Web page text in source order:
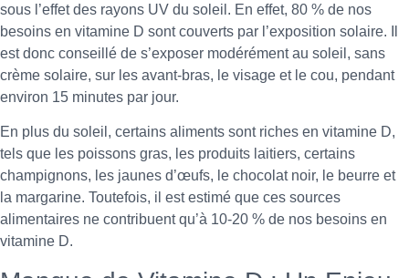
sous l’effet des rayons UV du soleil. En effet, 80 % de nos
besoins en vitamine D sont couverts par l’exposition solaire. Il
est donc conseillé de s’exposer modérément au soleil, sans
crème solaire, sur les avant-bras, le visage et le cou, pendant
environ 15 minutes par jour.
En plus du soleil, certains aliments sont riches en vitamine D,
tels que les poissons gras, les produits laitiers, certains
champignons, les jaunes d’œufs, le chocolat noir, le beurre et
la margarine. Toutefois, il est estimé que ces sources
alimentaires ne contribuent qu’à 10-20 % de nos besoins en
vitamine D.